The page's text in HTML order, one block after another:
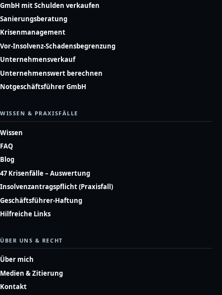
GmbH mit Schulden verkaufen
Sanierungsberatung
Krisenmanagement
Vor-Insolvenz-Schadensbegrenzung
Unternehmensverkauf
Unternehmenswert berechnen
Notgeschäftsführer GmbH
WISSEN & PRAXISFÄLLE
Wissen
FAQ
Blog
47 Krisenfälle – Auswertung
Insolvenzantragspflicht (Praxisfall)
Geschäftsführer-Haftung
Hilfreiche Links
ÜBER UNS & RECHT
Über mich
Medien & Zitierung
Kontakt